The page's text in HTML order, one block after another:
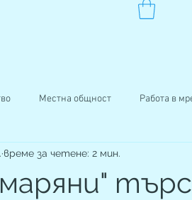
Местна общност Работа в
Внучено на баба Кръводаряване
време за четене: 2 мин.